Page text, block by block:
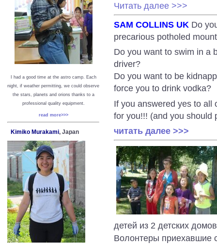
I had a good time at the astro camp. Each
night, if weather permitting, we could observe
the stars, planets and orions thanks to a
professional quality equipment.
read more>>>
Kimiko Murakami, Japan
Читать далее >>>
SAM COLLINS UK Do
precarious potholed
Do you want to swim in a
driver?
Do you want to be
force you to drink vodka?
If you answered yes to all
for you!!! (and you should
читать далее >>>
детей из 2 детских
Волонтеры приехавшие